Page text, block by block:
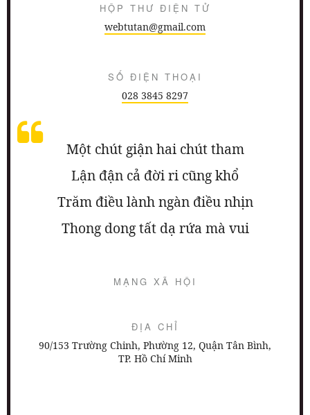
HỘP THƯ ĐIỆN TỬ
webtutan@gmail.com
SỐ ĐIỆN THOẠI
028 3845 8297
Một chút giận hai chút tham
Lận đận cả đời ri cũng khổ
Trăm điều lành ngàn điều nhịn
Thong dong tất dạ rứa mà vui
MẠNG XÃ HỘI
ĐỊA CHỈ
90/153 Trường Chinh, Phường 12, Quận Tân Bình,
TP. Hồ Chí Minh